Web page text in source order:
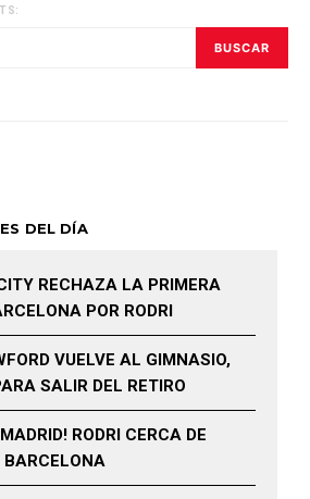
BUSCAR
DEL DÍA
RECHAZA LA PRIMERA
POR RODRI
VUELVE AL GIMNASIO,
SALIR DEL RETIRO
RODRI CERCA DE
BARCELONA